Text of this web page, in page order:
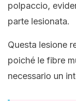
polpaccio,
parte lesionata.
Questa lesione
poiché le fibre
necessario un